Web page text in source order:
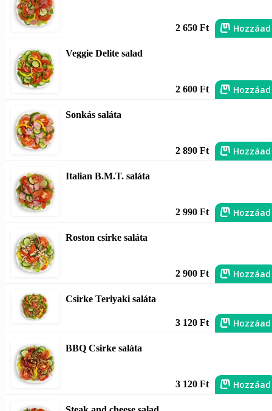
2 650 Ft Hozzáad
Veggie Delite salad
2 600 Ft Hozzáad
Sonkás saláta
2 890 Ft Hozzáad
Italian B.M.T. saláta
2 990 Ft Hozzáad
Roston csirke saláta
2 900 Ft Hozzáad
Csirke Teriyaki saláta
3 120 Ft Hozzáad
BBQ Csirke saláta
3 120 Ft Hozzáad